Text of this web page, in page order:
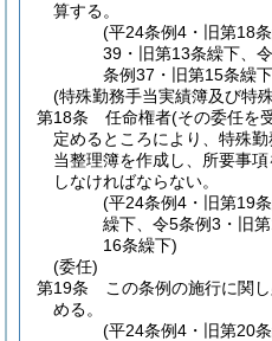
算する。
(平24条例4・旧第18
39・旧第13条繰下、
条例37・旧第15条繰
(特殊勤務手当実績簿及び特
第18条
任命権者(その委任を
定めるところにより、特殊
当整理簿を作成し、所要事
しなければならない。
(平24条例4・旧第19
繰下、令5条例3・旧
16条繰下)
(委任)
第19条
この条例の施行に関
める。
(平24条例4・旧第20